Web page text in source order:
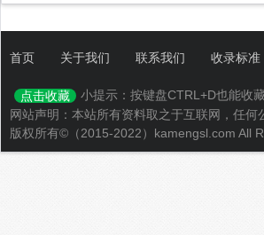
首页 关于我们 联系我们 收录标准
点击收藏
小提示：按键盘CTRL+D也能收藏
网站声明：本站所有资料取之于互联网，任
版权所有©（2015-2022）kamengsl.com All